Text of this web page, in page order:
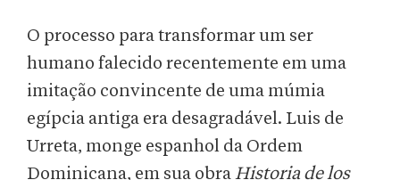
O processo para transformar um ser
humano falecido recentemente em uma
imitação convincente de uma múmia
egípcia antiga era desagradável. Luis de
Urreta, monge espanhol da Ordem
Dominicana, em sua obraHistoria de los